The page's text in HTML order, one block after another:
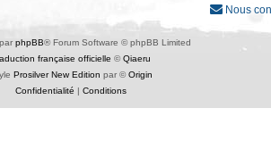
Nous
phpBB® Forum Software © phpBB Limited
française officielle ©Qiaeru
Prosilver New Edition par ©Origin
Confidentialité | Conditions